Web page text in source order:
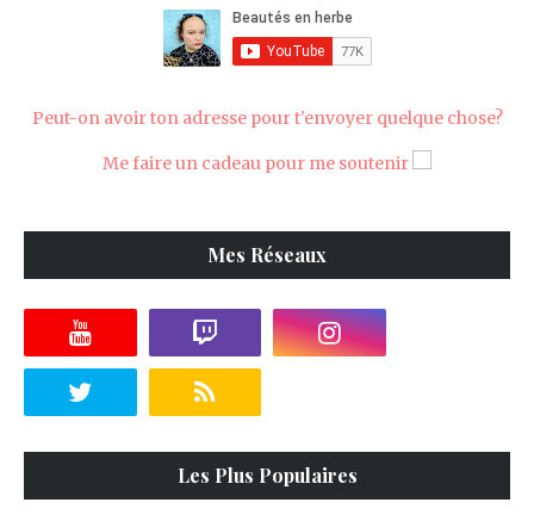
Peut-on avoir ton adresse pour t'envoyer quelque chose?
Me faire un cadeau pour me soutenir
Mes Réseaux
Les Plus Populaires